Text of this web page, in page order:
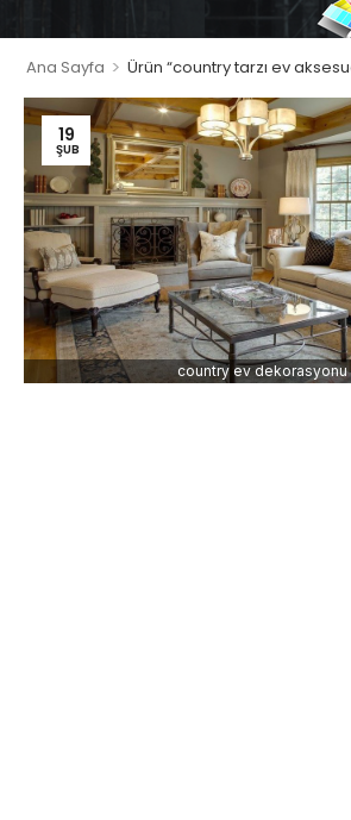
Ana Sayfa > Ürün “country tarzı ev
19
ŞUB
country ev dekorasyonu